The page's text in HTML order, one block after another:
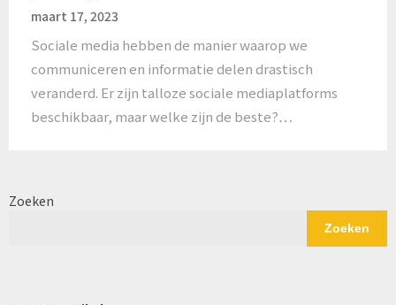
maart 17, 2023
Sociale media hebben de manier waarop we
communiceren en informatie delen drastisch
veranderd. Er zijn talloze sociale mediaplatforms
beschikbaar, maar welke zijn de beste?…
Zoeken
Zoeken